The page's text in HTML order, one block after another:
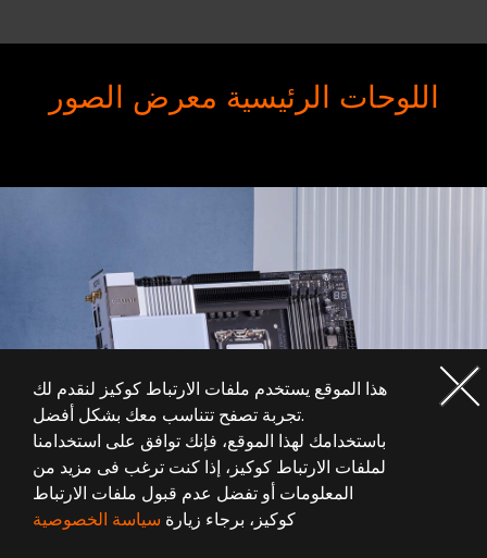
اللوحات الرئيسية معرض الصور
هذا الموقع يستخدم ملفات الارتباط كوكيز لنقدم لك
تجربة تصفح تتناسب معك بشكل أفضل.
باستخدامك لهذا الموقع، فإنك توافق على استخدامنا
لملفات الارتباط كوكيز، إذا كنت ترغب فى مزيد من
المعلومات أو تفضل عدم قبول ملفات الارتباط
كوكيز، برجاء زيارة سياسة الخصوصية